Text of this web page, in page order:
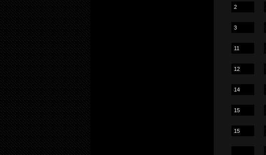
2
3
11
12
14
15
15